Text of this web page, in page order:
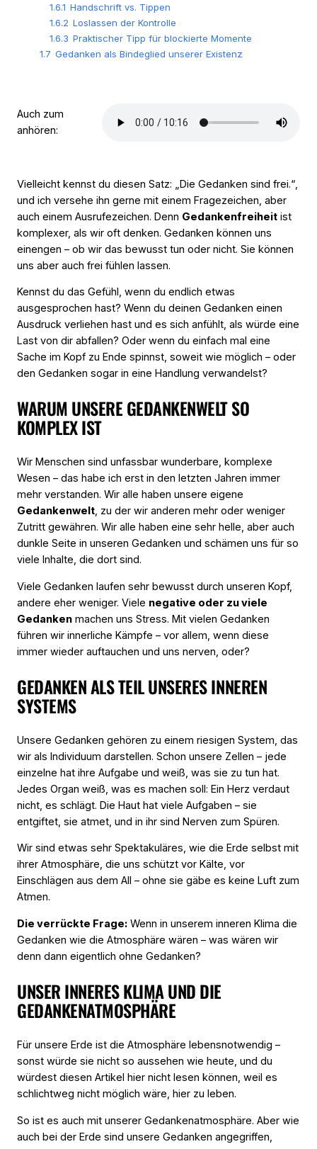
1.6.1 Handschrift vs. Tippen
1.6.2 Loslassen der Kontrolle
1.6.3 Praktischer Tipp für blockierte Momente
1.7 Gedanken als Bindeglied unserer Existenz
Auch zum
anhören:
Vielleicht kennst du diesen Satz: „Die Gedanken sind frei.“,
und ich versehe ihn gerne mit einem Fragezeichen, aber
auch einem Ausrufezeichen. Denn Gedankenfreiheit ist
komplexer, als wir oft denken. Gedanken können uns
einengen – ob wir das bewusst tun oder nicht. Sie können
uns aber auch frei fühlen lassen.
Kennst du das Gefühl, wenn du endlich etwas
ausgesprochen hast? Wenn du deinen Gedanken einen
Ausdruck verliehen hast und es sich anfühlt, als würde eine
Last von dir abfallen? Oder wenn du einfach mal eine
Sache im Kopf zu Ende spinnst, soweit wie möglich – oder
den Gedanken sogar in eine Handlung verwandelst?
WARUM UNSERE GEDANKENWELT SO
KOMPLEX IST
Wir Menschen sind unfassbar wunderbare, komplexe
Wesen – das habe ich erst in den letzten Jahren immer
mehr verstanden. Wir alle haben unsere eigene
Gedankenwelt, zu der wir anderen mehr oder weniger
Zutritt gewähren. Wir alle haben eine sehr helle, aber auch
dunkle Seite in unseren Gedanken und schämen uns für so
viele Inhalte, die dort sind.
Viele Gedanken laufen sehr bewusst durch unseren Kopf,
andere eher weniger. Viele negative oder zu viele
Gedanken machen uns Stress. Mit vielen Gedanken
führen wir innerliche Kämpfe – vor allem, wenn diese
immer wieder auftauchen und uns nerven, oder?
GEDANKEN ALS TEIL UNSERES INNEREN
SYSTEMS
Unsere Gedanken gehören zu einem riesigen System, das
wir als Individuum darstellen. Schon unsere Zellen – jede
einzelne hat ihre Aufgabe und weiß, was sie zu tun hat.
Jedes Organ weiß, was es machen soll: Ein Herz verdaut
nicht, es schlägt. Die Haut hat viele Aufgaben – sie
entgiftet, sie atmet, und in ihr sind Nerven zum Spüren.
Wir sind etwas sehr Spektakuläres, wie die Erde selbst mit
ihrer Atmosphäre, die uns schützt vor Kälte, vor
Einschlägen aus dem All – ohne sie gäbe es keine Luft zum
Atmen.
Die verrückte Frage: Wenn in unserem inneren Klima die
Gedanken wie die Atmosphäre wären – was wären wir
denn dann eigentlich ohne Gedanken?
UNSER INNERES KLIMA UND DIE
GEDANKENATMOSPHÄRE
Für unsere Erde ist die Atmosphäre lebensnotwendig –
sonst würde sie nicht so aussehen wie heute, und du
würdest diesen Artikel hier nicht lesen können, weil es
schlichtweg nicht möglich wäre, hier zu leben.
So ist es auch mit unserer Gedankenatmosphäre. Aber wie
auch bei der Erde sind unsere Gedanken angegriffen,